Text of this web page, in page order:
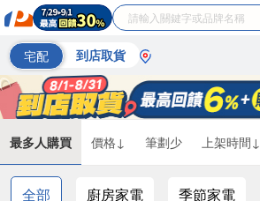
宅配 到店取貨
最多人購買 價格↓ 筆劃少 上架時間↓
全部 廚房家電 季節家電